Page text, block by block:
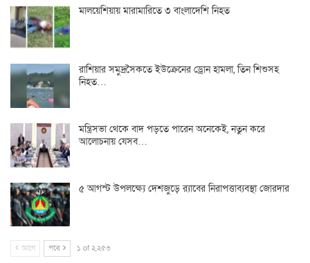
মালয়েশিয়ায় মারামারিতে ৩ বাংলাদেশি নিহত
রাশিয়ার সমুদ্রসৈকতে ইউক্রেনের ড্রোন হামলা, তিন শিশুসহ
নিহত…
মন্ত্রিসভা থেকে বাদ পড়তে পারেন অনেকেই, নতুন করে
আলোচনায় যেসব…
৫ আগস্ট উপলক্ষ্যে দেশজুড়ে র‌্যাবের নিরাপত্তাব্যবস্থা জোরদার
আগে পরে ১ of ২,২৫৩